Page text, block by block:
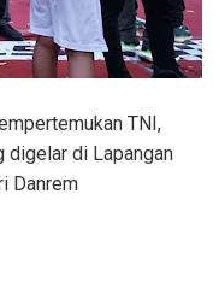
TNI,
digelar di Lapangan
Danrem